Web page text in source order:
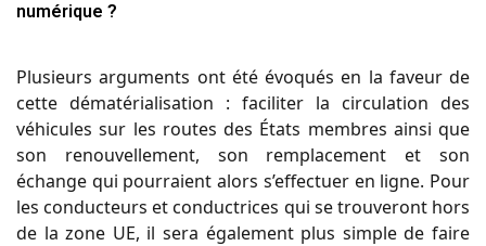
numérique ?
Plusieurs arguments ont été évoqués en la faveur de
cette dématérialisation : faciliter la circulation des
véhicules sur les routes des États membres ainsi que
son renouvellement, son remplacement et son
échange qui pourraient alors s’effectuer en ligne. Pour
les conducteurs et conductrices qui se trouveront hors
de la zone UE, il sera également plus simple de faire